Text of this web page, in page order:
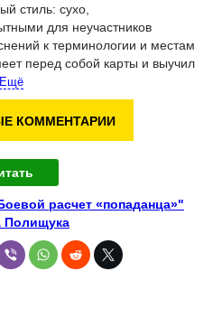
стиль: сухо,
для неучастников
к терминологии и местам
перед собой карты и выучил
Ещё
КОММЕНТАРИИ
расчет «попаданца»"
Полищука